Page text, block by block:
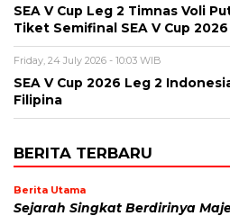
SEA V Cup Leg 2 Timnas Voli
Tiket Semifinal SEA V Cup 2026
Friday, 24 July 2026 - 10:03 WIB
SEA V Cup 2026 Leg 2
Filipina
BERITA TERBARU
Berita Utama
Sejarah Singkat Berdirinya